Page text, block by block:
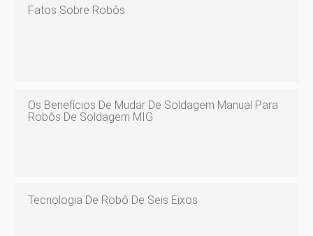
Fatos Sobre Robôs
Os Benefícios De Mudar De Soldagem Manual Para
Robôs De Soldagem MIG
Tecnologia De Robô De Seis Eixos